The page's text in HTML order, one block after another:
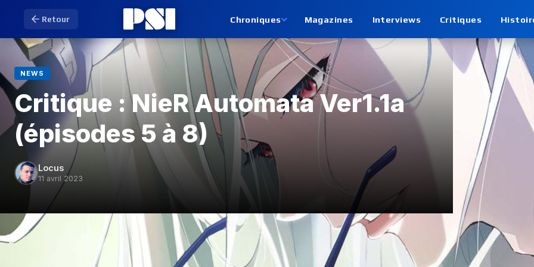
Retour Chroniques Magazines Interviews Critiques
NEWS
Critique : NieR Automata Ver1.1a
(épisodes 5 à 8)
Locus
11 avril 2023